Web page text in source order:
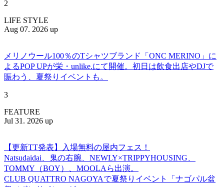
2
LIFE STYLE
Aug 07. 2026 up
メリノウール100％のTシャツブランド「ONC MERINO」に
よるPOP UPが栄・unlike.にて開催。初日は飲食出店やDJで
賑わう、夏祭りイベントも。
3
FEATURE
Jul 31. 2026 up
【更新TT発表】入場無料の屋内フェス！
Natsudaidai、鬼の右腕、NEWLY×TRIPPYHOUSING、
TOMMY（BOY）、MOOLAら出演。
CLUB QUATTRO NAGOYAで夏祭りイベント「ナゴパル盆